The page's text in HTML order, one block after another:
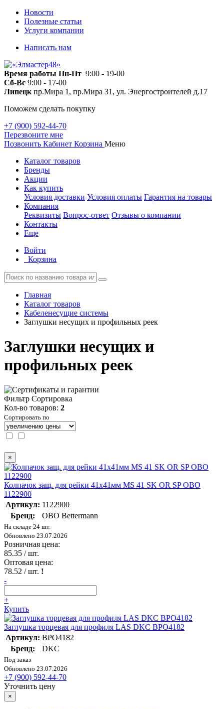
Новости
Полезные статьи
Услуги компании
Написать нам
Время работы Пн-Пт 9:00 - 19-00
Сб-Вс 9:00 - 17-00
Липецк пр.Мира 1, пр.Мира 31, ул. Энергостроителей д.17
Поможем сделать покупку
+7 (900) 592-44-70
Перезвоните мне
Позвонить Кабинет Корзина Меню
Каталог товаров
Бренды
Акции
Как купить
Условия доставки Условия оплаты Гарантия на товары
Компания
Реквизиты Вопрос-ответ Отзывы о компании
Контакты
Еще
Войти
Корзина
Главная
Каталог товаров
Кабеленесущие системы
Заглушки несущих и профильных реек
Заглушки несущих и
профильных реек
Фильтр Сортировка
Кол-во товаров: 2
Сортировать по
×
Колпачок защ. для рейки 41х41мм MS 41 SK OR SP OBO
1122900
Артикул: 1122900
Бренд:
OBO Bettermann
На складе 24 шт.
Обновлено 23.07.2026
Розничная цена:
85.35 / шт.
Оптовая цена:
78.52 / шт. !
-
+
Купить
Заглушка торцевая для профиля LAS DKC BPO4182
Артикул: BPO4182
Бренд:
DKC
Под заказ
Обновлено 23.07.2026
+7 (900) 592-44-70
Уточнить цену
×